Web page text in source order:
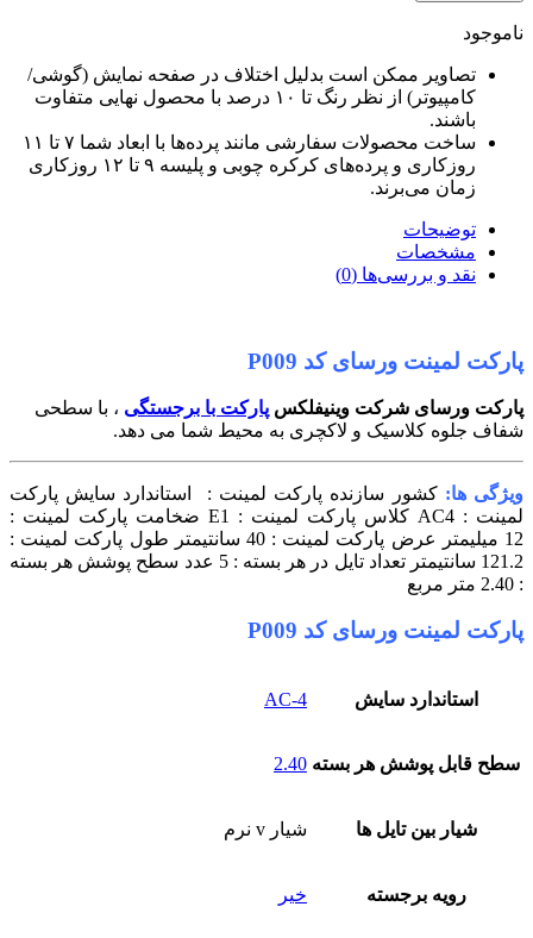
ناموجود
تصاویر ممکن است بدلیل اختلاف در صفحه نمایش (گوشی/
کامپیوتر) از نظر رنگ تا ۱۰ درصد با محصول نهایی متفاوت
باشند.
ساخت محصولات سفارشی مانند پرده‌ها با ابعاد شما ۷ تا ۱۱
روزکاری و پرده‌های کرکره چوبی و پلیسه ۹ تا ۱۲ روزکاری
زمان می‌برند.
توضیحات
مشخصات
نقد و بررسی‌ها (0)
پارکت لمینت ورسای کد P009
پارکت ورسای شرکت وینیفلکس پارکت با برجستگی ، با سطحی
شفاف جلوه کلاسیک و لاکچری به محیط شما می دهد.
ویژگی ها: کشور سازنده پارکت لمینت :
استاندارد سایش پارکت
لمینت : AC4
کلاس پارکت لمینت : E1
ضخامت پارکت لمینت :
12 میلیمتر
عرض پارکت لمینت : 40 سانتیمتر
طول پارکت لمینت :
121.2 سانتیمتر
تعداد تایل در هر بسته : 5 عدد
سطح پوشش هر بسته
: 2.40 متر مربع
پارکت لمینت ورسای کد P009
استاندارد سایش AC-4
سطح قابل پوشش هر بسته 2.40
شیار بین تایل ها شیار v نرم
رویه برجسته خیر